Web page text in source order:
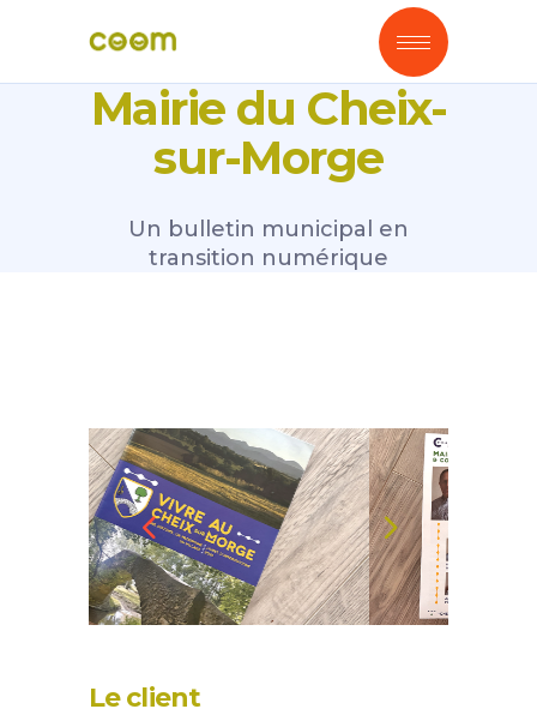
Mairie du Cheix-
sur-Morge
Un bulletin municipal en
transition numérique
Le client